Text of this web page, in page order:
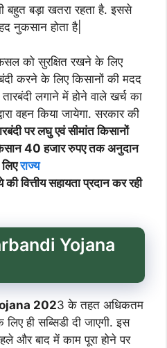
बड़ा खतरा रहता है. इससे
नुकसान होता है|
को सुरक्षित रखने के लिए
करने के लिए किसानों की मदद
लगाने में होने वाले खर्च का
वहन किया जायेगा. सरकार की
पर लघु एवं सीमांत किसानों
40 हजार रुपए तक अनुदान
लिएराज्य
वित्तीय सहायता प्रदान कर रही
Yojana
2023 के तहत अधिकतम
ही सब्सिडी दी जाएगी. इस
और बाद में काम पूरा होने पर